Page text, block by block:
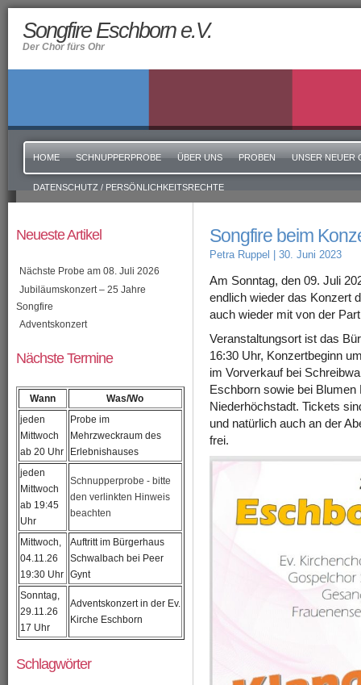
Songfire Eschborn e.V.
Der Chor fürs Ohr
HOME SCHNUPPERPROBE ÜBER UNS PROBEN UNSER NEUER
DATENSCHUTZ / PERSÖNLICHKEITSRECHTE
Songfire beim
Petra Ruppel | 30. Juni 2023
Am Sonntag, den 09. Juli
endlich wieder das Konzert
auch wieder mit von der
Veranstaltungsort ist das
16:30 Uhr, Konzertbeginn
im Vorverkauf bei
Eschborn sowie bei
Niederhöchstadt. Tickets
und natürlich auch an der
frei.
Neueste Artikel
Nächste Probe am 08. Juli 2026
Jubiläumskonzert – 25 Jahre
Songfire
Adventskonzert
Nächste Termine
Wann
Was/Wo
jeden
Mittwoch
ab 20 Uhr
Probe im
Mehrzweckraum des
Erlebnishauses
jeden
Mittwoch
ab 19:45
Uhr
Schnupperprobe - bitte
den verlinkten Hinweis
beachten
Mittwoch,
04.11.26
19:30 Uhr
Auftritt im Bürgerhaus
Schwalbach bei Peer
Gynt
Sonntag,
29.11.26
17 Uhr
Adventskonzert in der Ev.
Kirche Eschborn
Schlagwörter